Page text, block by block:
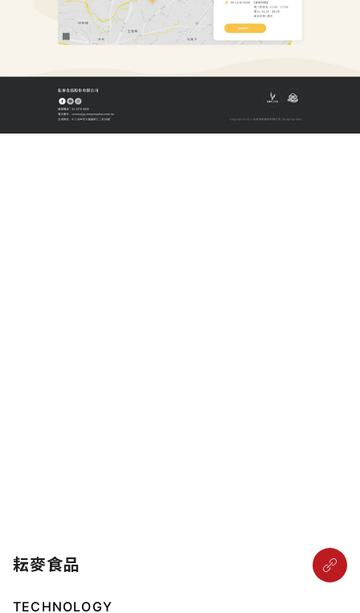
耘麥食品
TECHNOLOGY